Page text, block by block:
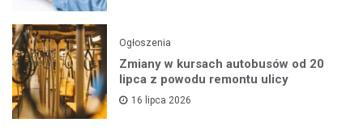
Ogłoszenia
Zmiany w kursach autobusów od 20
lipca z powodu remontu ulicy
16 lipca 2026